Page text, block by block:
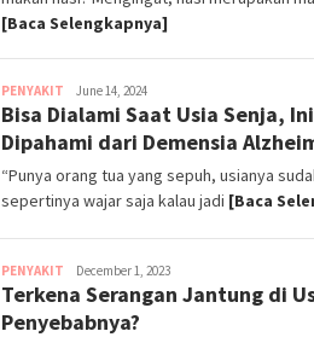
[Baca Selengkapnya]
PENYAKIT Adisty
Titania
June 14, 2024
Bisa Dialami Saat Usia Senja,
Dipahami dari Demensia
“Punya orang tua yang sepuh, usianya
sepertinya wajar saja kalau jadi [Baca
PENYAKIT Dhila
Afifah
December 1, 2023
Terkena Serangan Jantung di
Penyebabnya?